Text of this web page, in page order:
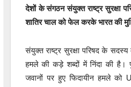
देशों के संगठन संयुक्त राष्ट्र सुरक्षा
शातिर चाल को फेल करके भारत की
संयुक्त राष्ट्र सुरक्षा परिषद के
हमले की कड़े शब्दों में निंदा की है।
जवानों पर हुए फिदायीन हमले को